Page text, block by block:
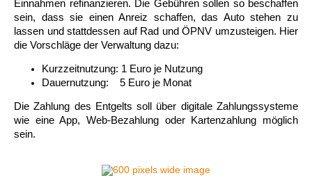
Einnahmen refinanzieren. Die Gebühren sollen so beschaffen
sein, dass sie einen Anreiz schaffen, das Auto stehen zu
lassen und stattdessen auf Rad und ÖPNV umzusteigen. Hier
die Vorschläge der Verwaltung dazu:
Kurzzeitnutzung: 1 Euro je Nutzung
Dauernutzung: 5 Euro je Monat
Die Zahlung des Entgelts soll über digitale Zahlungssysteme
wie eine App, Web-Bezahlung oder Kartenzahlung möglich
sein.